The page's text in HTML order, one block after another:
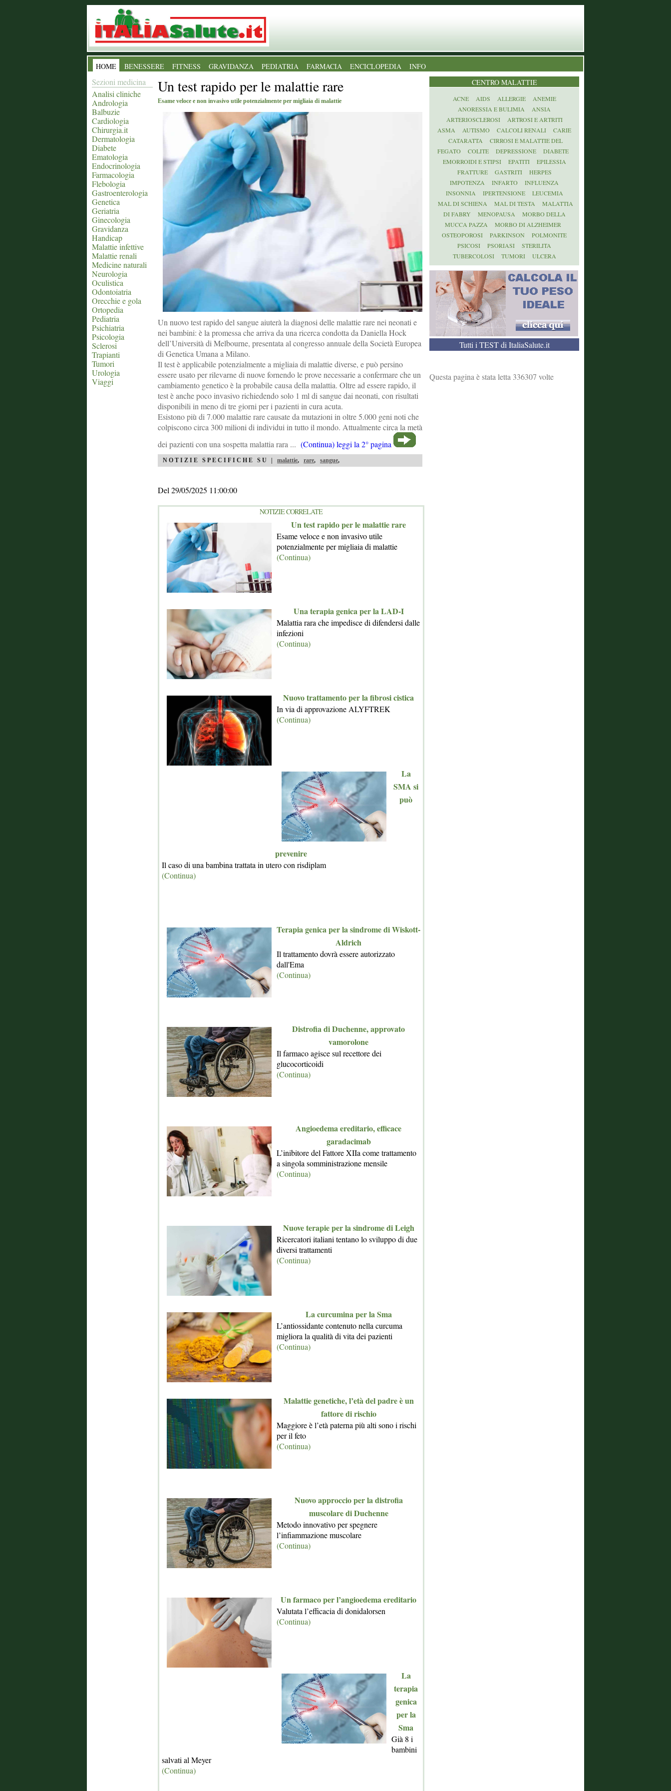
HOME BENESSERE FITNESS GRAVIDANZA PEDIATRIA FARMACIA ENCICLOPEDIA INFO
Sezioni medicina
Analisi cliniche
Andrologia
Balbuzie
Cardiologia
Chirurgia.it
Dermatologia
Diabete
Ematologia
Endocrinologia
Farmacologia
Flebologia
Gastroenterologia
Genetica
Geriatria
Ginecologia
Gravidanza
Handicap
Malattie infettive
Malattie renali
Medicine naturali
Neurologia
Oculistica
Odontoiatria
Orecchie e gola
Ortopedia
Pediatria
Psichiatria
Psicologia
Sclerosi
Trapianti
Tumori
Urologia
Viaggi
Un test rapido per le malattie rare
Esame veloce e non invasivo utile potenzialmente per migliaia di malattie
Un nuovo test rapido del sangue aiuterà la diagnosi delle malattie rare nei neonati e
nei bambini: è la promessa che arriva da una ricerca condotta da Daniella Hock
dell’Università di Melbourne, presentata al congresso annuale della Società Europea
di Genetica Umana a Milano.
Il test è applicabile potenzialmente a migliaia di malattie diverse, e può persino
essere usato per rilevarne di nuove fornendo le prove necessarie a confermare che un
cambiamento genetico è la probabile causa della malattia. Oltre ad essere rapido, il
test è anche poco invasivo richiedendo solo 1 ml di sangue dai neonati, con risultati
disponibili in meno di tre giorni per i pazienti in cura acuta.
Esistono più di 7.000 malattie rare causate da mutazioni in oltre 5.000 geni noti che
colpiscono circa 300 milioni di individui in tutto il mondo. Attualmente circa la metà
dei pazienti con una sospetta malattia rara ... (Continua) leggi la 2° pagina
NOTIZIE SPECIFICHE SU | malattie, rare, sangue,
Del 29/05/2025 11:00:00
NOTIZIE CORRELATE
Un test rapido per le malattie rare
Esame veloce e non invasivo utile
potenzialmente per migliaia di malattie
(Continua)
Una terapia genica per la LAD-I
Malattia rara che impedisce di difendersi dalle
infezioni
(Continua)
Nuovo trattamento per la fibrosi cistica
In via di approvazione ALYFTREK
(Continua)
La
SMA si
può
prevenire
Il caso di una bambina trattata in utero con risdiplam
(Continua)
Terapia genica per la sindrome di Wiskott-
Aldrich
Il trattamento dovrà essere autorizzato
dall'Ema
(Continua)
Distrofia di Duchenne, approvato
vamorolone
Il farmaco agisce sul recettore dei
glucocorticoidi
(Continua)
Angioedema ereditario, efficace
garadacimab
L’inibitore del Fattore XIIa come trattamento
a singola somministrazione mensile
(Continua)
Nuove terapie per la sindrome di Leigh
Ricercatori italiani tentano lo sviluppo di due
diversi trattamenti
(Continua)
La curcumina per la Sma
L’antiossidante contenuto nella curcuma
migliora la qualità di vita dei pazienti
(Continua)
Malattie genetiche, l’età del padre è un
fattore di rischio
Maggiore è l’età paterna più alti sono i rischi
per il feto
(Continua)
Nuovo approccio per la distrofia
muscolare di Duchenne
Metodo innovativo per spegnere
l’infiammazione muscolare
(Continua)
Un farmaco per l’angioedema ereditario
Valutata l’efficacia di donidalorsen
(Continua)
La
terapia
genica
per la
Sma
Già 8 i
bambini
salvati al Meyer
(Continua)
CENTRO MALATTIE
ACNE AIDS ALLERGIE
ANEMIE
ANORESSIA E BULIMIA
ANSIA
ARTERIOSCLEROSI
ARTROSI E ARTRITI
ASMA
AUTISMO CALCOLI RENALI
CARIE
CATARATTA
CIRROSI E MALATTIE DEL
FEGATO
COLITE DEPRESSIONE
DIABETE
EMORROIDI E STIPSI
EPATITI
EPILESSIA
FRATTURE
GASTRITI
HERPES
IMPOTENZA
INFARTO
INFLUENZA
INSONNIA
IPERTENSIONE
LEUCEMIA
MAL DI SCHIENA
MAL DI TESTA
MALATTIA
DI FABRY
MENOPAUSA
MORBO DELLA
MUCCA PAZZA
MORBO DI ALZHEIMER
OSTEOPOROSI
PARKINSON
POLMONITE
PSICOSI
PSORIASI
STERILITA
TUBERCOLOSI
TUMORI ULCERA
Tutti i TEST di ItaliaSalute.it
Questa pagina è stata letta 336307 volte